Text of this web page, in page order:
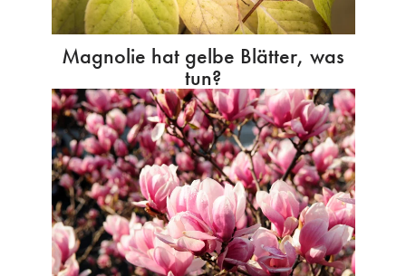
Magnolie hat gelbe Blätter, was
tun?